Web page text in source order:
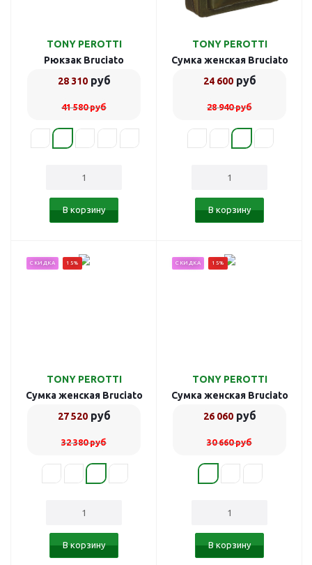
TONY PEROTTI
Рюкзак Bruciato
789910/2
28 310руб
41 580руб
В корзину
TONY PEROTTI
Сумка женская Bruciato
789907/8
24 600руб
28 940руб
В корзину
СКИДКА 15%
TONY PEROTTI
Сумка женская Bruciato
789906/8
27 520руб
32 380руб
В корзину
СКИДКА 15%
TONY PEROTTI
Сумка женская Bruciato
789903/1
26 060руб
30 660руб
В корзину